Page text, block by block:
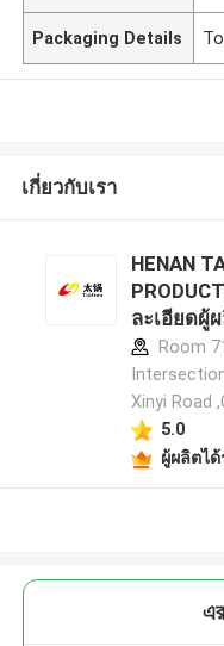
Packaging Details
เกี่ยวกับเรา
HENAN
ละเอียดผู้
Room
Xinyi Road
5.0
ผู้ผลิตไ